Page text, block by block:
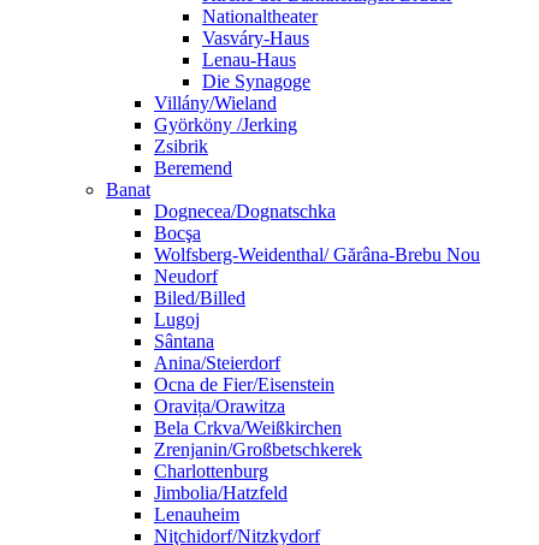
Nationaltheater
Vasváry-Haus
Lenau-Haus
Die Synagoge
Villány/Wieland
Györköny /Jerking
Zsibrik
Beremend
Banat
Dognecea/Dognatschka
Bocşa
Wolfsberg-Weidenthal/ Gărâna-Brebu Nou
Neudorf
Biled/Billed
Lugoj
Sântana
Anina/Steierdorf
Ocna de Fier/Eisenstein
Oravița/Orawitza
Bela Crkva/Weißkirchen
Zrenjanin/Großbetschkerek
Charlottenburg
Jimbolia/Hatzfeld
Lenauheim
Niţchidorf/Nitzkydorf